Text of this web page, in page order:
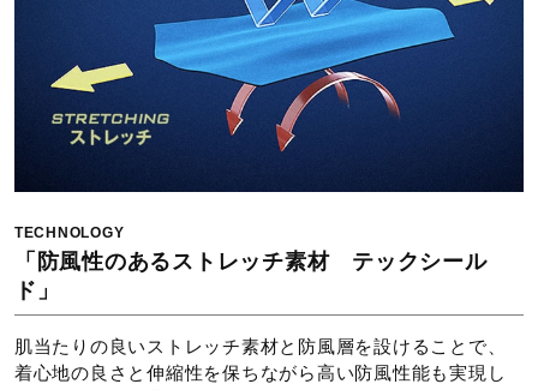
中国製
サステナビリティ
以上使用されています。
発売シーズン
2025年秋冬
TECHNOLOGY
「防風性のあるストレッチ素材 テックシール
ド」
肌当たりの良いストレッチ素材と防風層を設けることで、
着心地の良さと伸縮性を保ちながら高い防風性能も実現し